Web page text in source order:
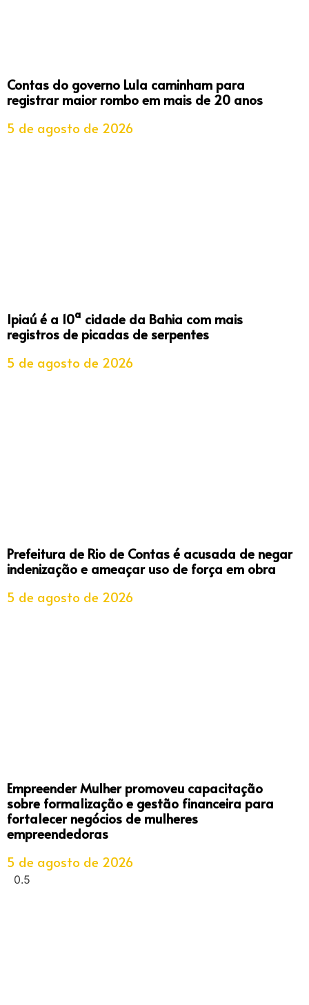
Contas do governo Lula caminham para
registrar maior rombo em mais de 20 anos
5 de agosto de 2026
Ipiaú é a 10ª cidade da Bahia com mais
registros de picadas de serpentes
5 de agosto de 2026
Prefeitura de Rio de Contas é acusada de negar
indenização e ameaçar uso de força em obra
5 de agosto de 2026
Empreender Mulher promoveu capacitação
sobre formalização e gestão financeira para
fortalecer negócios de mulheres
empreendedoras
5 de agosto de 2026